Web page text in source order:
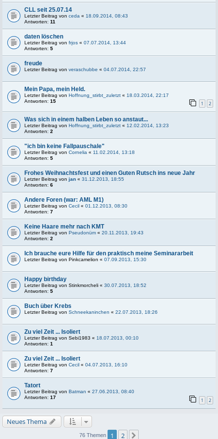
CLL seit 25.07.14
Letzter Beitrag von ceda « 18.09.2014, 08:43
Antworten: 11
daten löschen
Letzter Beitrag von frjos « 07.07.2014, 13:44
Antworten: 5
freude
Letzter Beitrag von veraschubbe « 04.07.2014, 22:57
Mein Papa, mein Held.
Letzter Beitrag von Hoffnung_stirbt_zuletzt « 18.03.2014, 22:17
Antworten: 15 1 2
Was sich in einem halben Leben so anstaut...
Letzter Beitrag von Hoffnung_stirbt_zuletzt « 12.02.2014, 13:23
Antworten: 2
"ich bin keine Fallpauschale"
Letzter Beitrag von Cornelia « 11.02.2014, 13:18
Antworten: 5
Frohes Weihnachtsfest und einen Guten Rutsch ins neue Jahr
Letzter Beitrag von jan « 31.12.2013, 18:55
Antworten: 6
Andere Foren (war: AML M1)
Letzter Beitrag von Cecil « 01.12.2013, 08:30
Antworten: 7
Keine Haare mehr nach KMT
Letzter Beitrag von Pseudonüm « 20.11.2013, 19:43
Antworten: 2
Ich brauche eure Hilfe für den praktisch meine Seminararbeit
Letzter Beitrag von Pinkcamelion « 07.09.2013, 15:30
Happy birthday
Letzter Beitrag von Stinkmorcheli « 30.07.2013, 18:52
Antworten: 5
Buch über Krebs
Letzter Beitrag von Schneekaninchen « 22.07.2013, 18:26
Zu viel Zeit ... Isoliert
Letzter Beitrag von Sebi1983 « 18.07.2013, 00:10
Antworten: 1
Zu viel Zeit ... Isoliert
Letzter Beitrag von Cecil « 04.07.2013, 16:10
Antworten: 7
Tatort
Letzter Beitrag von Batman « 27.06.2013, 08:40
Antworten: 17 1 2
Neues Thema
76 Themen 1 2